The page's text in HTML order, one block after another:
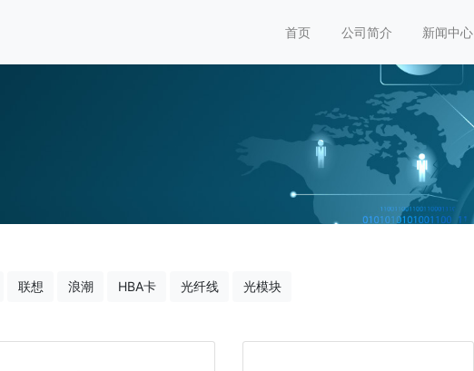
首页 公司简介 新闻中心
联想 浪潮 HBA卡 光纤线 光模块